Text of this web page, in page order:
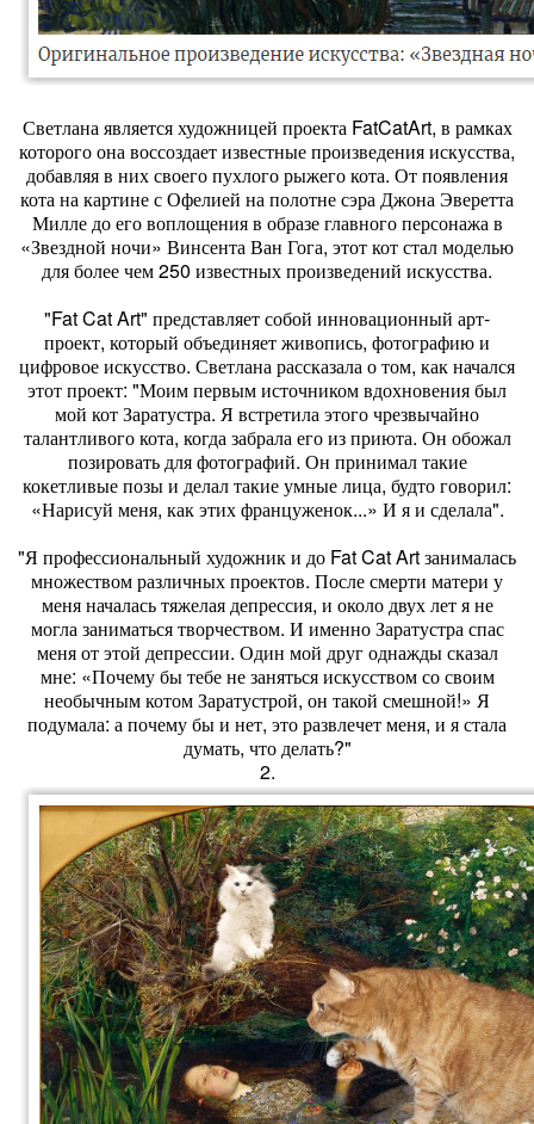
Светлана является художницей проекта FatCatArt, в рамках
которого она воссоздает известные произведения искусства,
добавляя в них своего пухлого рыжего кота. От появления
кота на картине с Офелией на полотне сэра Джона Эверетта
Милле до его воплощения в образе главного персонажа в
«Звездной ночи» Винсента Ван Гога, этот кот стал моделью
для более чем 250 известных произведений искусства.
"Fat Cat Art" представляет собой инновационный арт-
проект, который объединяет живопись, фотографию и
цифровое искусство. Светлана рассказала о том, как начался
этот проект: "Моим первым источником вдохновения был
мой кот Заратустра. Я встретила этого чрезвычайно
талантливого кота, когда забрала его из приюта. Он обожал
позировать для фотографий. Он принимал такие
кокетливые позы и делал такие умные лица, будто говорил:
«Нарисуй меня, как этих француженок...» И я и сделала".
"Я профессиональный художник и до Fat Cat Art занималась
множеством различных проектов. После смерти матери у
меня началась тяжелая депрессия, и около двух лет я не
могла заниматься творчеством. И именно Заратустра спас
меня от этой депрессии. Один мой друг однажды сказал
мне: «Почему бы тебе не заняться искусством со своим
необычным котом Заратустрой, он такой смешной!» Я
подумала: а почему бы и нет, это развлечет меня, и я стала
думать, что делать?"
2.